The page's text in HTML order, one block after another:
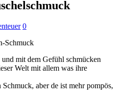
0
mit dem Gefühl schmücken
Welt mit allem was ihre
aber de ist mehr pompös,